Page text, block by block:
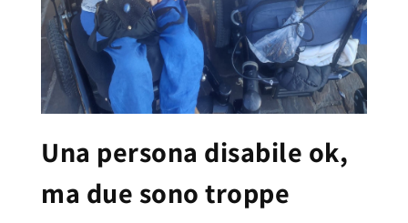
Una persona disabile ok,
ma due sono troppe